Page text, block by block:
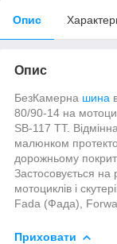
Опис
Опис
БезКамерна шина
80/90-14 на
SB-117 TT.
малюнком
дорожньому
Застосовується на
мотоциклів і
Fada (Фада),
Приховати